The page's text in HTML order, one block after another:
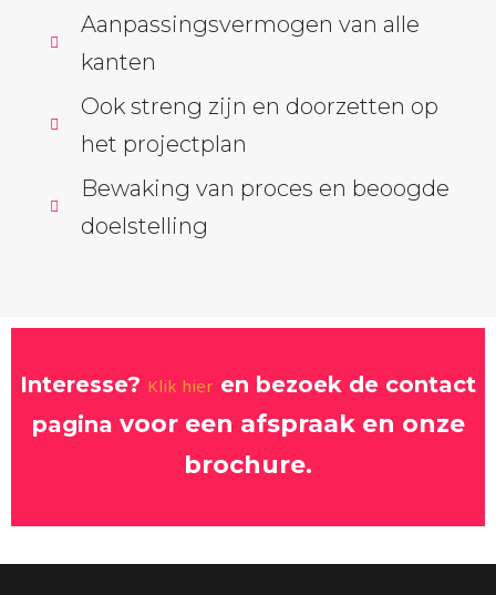
Aanpassingsvermogen van alle
kanten
Ook streng zijn en doorzetten op
het projectplan
Bewaking van proces en beoogde
doelstelling
Interesse? Klik hier en bezoek de contact
pagina voor een afspraak en onze
brochure.